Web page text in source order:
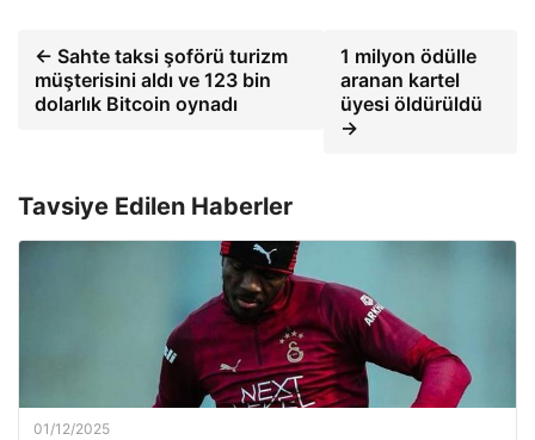
← Sahte taksi şoförü turizm
müşterisini aldı ve 123 bin
dolarlık Bitcoin oynadı
1 milyon ödülle
aranan kartel
üyesi öldürüldü
→
Tavsiye Edilen Haberler
01/12/2025